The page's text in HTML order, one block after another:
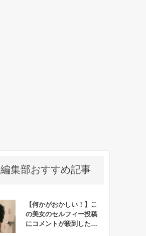
編集部おすすめ記事
【何かがおかしい！】こ
の美女のセルフィー投稿
にコメントが殺到した理